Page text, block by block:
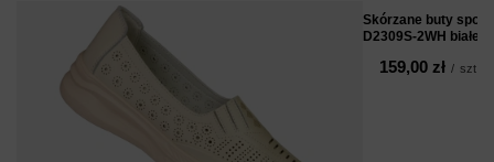
Skórzane buty
D2309S-2WH białe
159,00 zł / szt.